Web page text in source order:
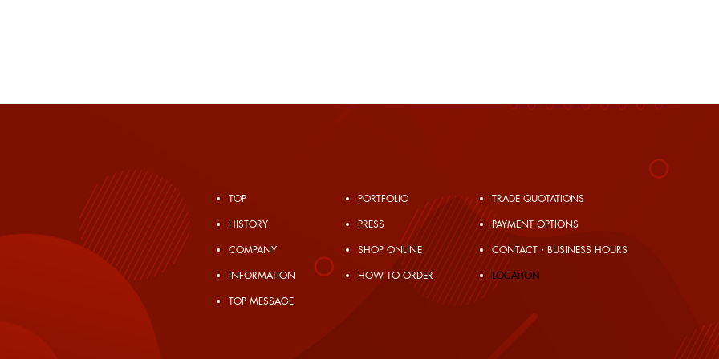
20歳未満の飲酒は法律で禁止されて
JAPAN SCTL
TRADE QUOTATIONS
PAYMENT OPTIONS
CONTACT・BUSINESS HOURS
​LOCATION
PORTFOLIO
PRESS
SHOP ONLINE
HOW TO ORDER
TOP
​HISTORY
COMPANY
INFORMATION
TOP MESSAGE